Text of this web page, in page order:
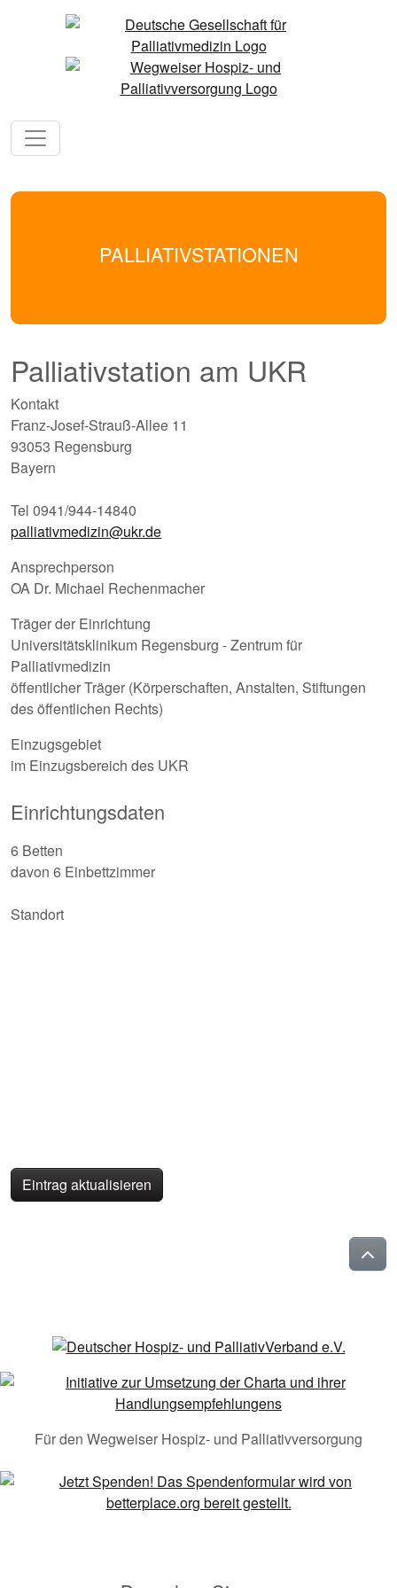
PALLIATIVSTATIONEN
Palliativstation am UKR
Kontakt
Franz-Josef-Strauß-Allee 11
93053 Regensburg
Bayern
Tel 0941/944-14840
palliativmedizin@ukr.de
Ansprechperson
OA Dr. Michael Rechenmacher
Träger der Einrichtung
Universitätsklinikum Regensburg - Zentrum für
Palliativmedizin
öffentlicher Träger (Körperschaften, Anstalten, Stiftungen
des öffentlichen Rechts)
Einzugsgebiet
im Einzugsbereich des UKR
Einrichtungsdaten
6 Betten
davon 6 Einbettzimmer
Standort
Eintrag aktualisieren
Für den Wegweiser Hospiz- und Palliativversorgung